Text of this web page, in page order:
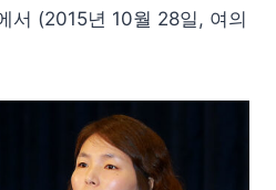
서 (2015년 10월 28일, 여의